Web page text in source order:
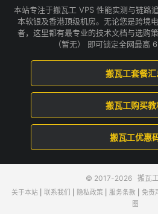
本站专注于搬瓦工 VPS 性能实测与链路
本软银及香港顶级机房。无论您是跨境
者，这里都有最专业的技术文档与选购
（暂无） 即可锁定全网最高
搬瓦工套餐汇
搬瓦工购买教
搬瓦工优惠
© 2017-2026 搬瓦
关于本站| 联系我们 隐私政策 服务条款 免责
图